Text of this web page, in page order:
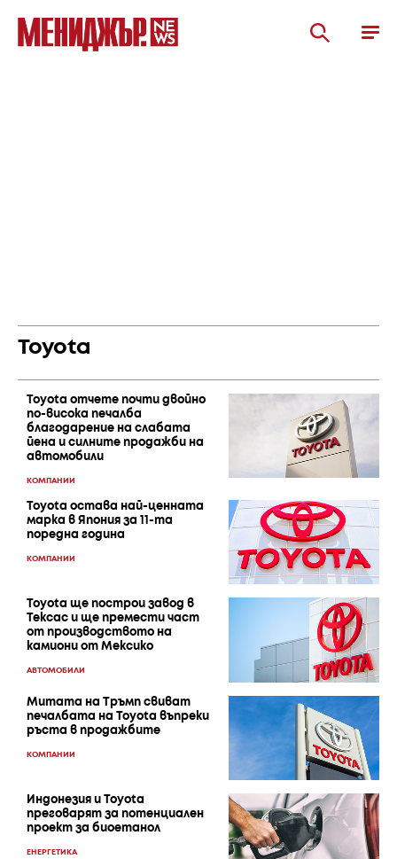
Toyota
Toyota отчете почти двойно
по-висока печалба
благодарение на слабата
йена и силните продажби на
автомобили
КОМПАНИИ
Toyota остава най-ценната
марка в Япония за 11-та
поредна година
КОМПАНИИ
Toyota ще построи завод в
Тексас и ще премести част
от производството на
камиони от Мексико
АВТОМОБИЛИ
Митата на Тръмп свиват
печалбата на Toyota въпреки
ръста в продажбите
КОМПАНИИ
Индонезия и Toyota
преговарят за потенциален
проект за биоетанол
ЕНЕРГЕТИКА